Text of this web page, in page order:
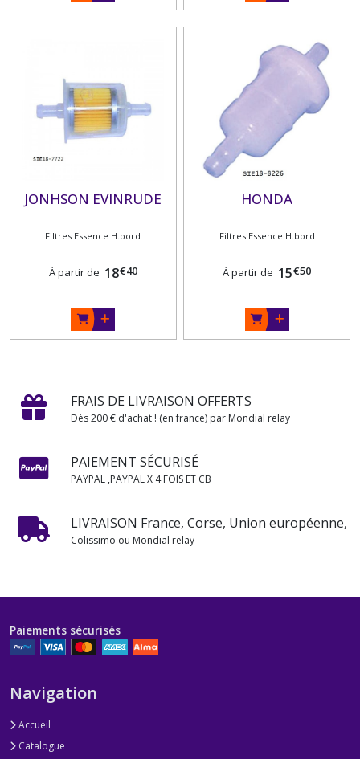
JONHSON EVINRUDE
Filtres Essence H.bord
À partir de 18€40
HONDA
Filtres Essence H.bord
À partir de 15€50
FRAIS DE LIVRAISON OFFERTS
Dès 200 € d'achat ! (en france) par Mondial relay
PAIEMENT SÉCURISÉ
PAYPAL ,PAYPAL X 4 FOIS ET CB
LIVRAISON France, Corse, Union européenne,
Colissimo ou Mondial relay
Paiements sécurisés
Navigation
Accueil
Catalogue